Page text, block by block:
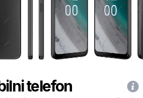
telefon